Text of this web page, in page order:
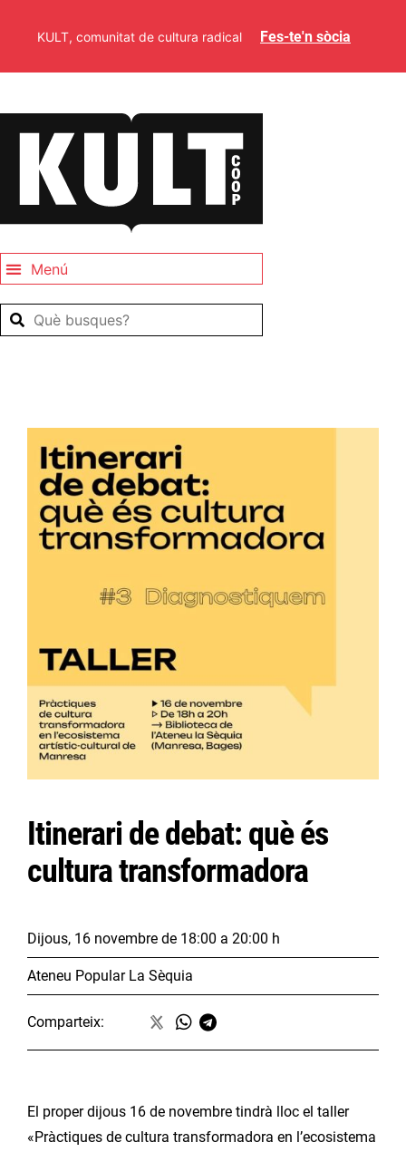
KULT, comunitat de cultura radical Fes-te'n sòcia
Itinerari de debat: què és
cultura transformadora
Dijous, 16 novembre de 18:00 a 20:00 h
Ateneu Popular La Sèquia
Comparteix:
El proper dijous 16 de novembre tindrà lloc el taller
«Pràctiques de cultura transformadora en l’ecosistema